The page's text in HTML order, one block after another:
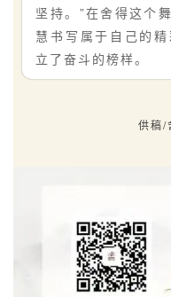
坚持。”在舍得这个
慧书写属于自己的
立了奋斗的榜样。
供稿/